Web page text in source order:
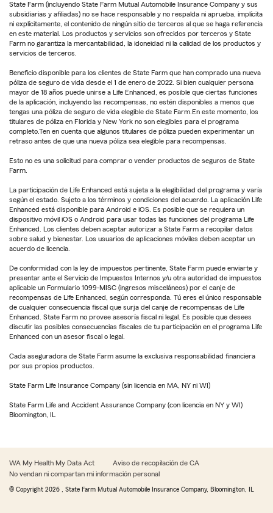
State Farm (incluyendo State Farm Mutual Automobile Insurance Company y sus
subsidiarias y afiliadas) no se hace responsable y no respalda ni aprueba, implícita
ni explícitamente, el contenido de ningún sitio de terceros al que se haga referencia
en este material. Los productos y servicios son ofrecidos por terceros y State
Farm no garantiza la mercantabilidad, la idoneidad ni la calidad de los productos y
servicios de terceros.
Beneficio disponible para los clientes de State Farm que han comprado una nueva
póliza de seguro de vida desde el 1 de enero de 2022. Si bien cualquier persona
mayor de 18 años puede unirse a Life Enhanced, es posible que ciertas funciones
de la aplicación, incluyendo las recompensas, no estén disponibles a menos que
tengas una póliza de seguro de vida elegible de State Farm.En este momento, los
titulares de póliza en Florida y New York no son elegibles para el programa
completo.Ten en cuenta que algunos titulares de póliza pueden experimentar un
retraso antes de que una nueva póliza sea elegible para recompensas.
Esto no es una solicitud para comprar o vender productos de seguros de State
Farm.
La participación de Life Enhanced está sujeta a la elegibilidad del programa y varía
según el estado. Sujeto a los términos y condiciones del acuerdo. La aplicación Life
Enhanced está disponible para Android e iOS. Es posible que se requiera un
dispositivo móvil iOS o Android para usar todas las funciones del programa Life
Enhanced. Los clientes deben aceptar autorizar a State Farm a recopilar datos
sobre salud y bienestar. Los usuarios de aplicaciones móviles deben aceptar un
acuerdo de licencia.
De conformidad con la ley de impuestos pertinente, State Farm puede enviarte y
presentar ante el Servicio de Impuestos Internos y/u otra autoridad de impuestos
aplicable un Formulario 1099-MISC (ingresos misceláneos) por el canje de
recompensas de Life Enhanced, según corresponda. Tú eres el único responsable
de cualquier consecuencia fiscal que surja del canje de recompensas de Life
Enhanced. State Farm no provee asesoría fiscal ni legal. Es posible que desees
discutir las posibles consecuencias fiscales de tu participación en el programa Life
Enhanced con un asesor fiscal o legal.
Cada aseguradora de State Farm asume la exclusiva responsabilidad financiera
por sus propios productos.
State Farm Life Insurance Company (sin licencia en MA, NY ni WI)
State Farm Life and Accident Assurance Company (con licencia en NY y WI)
Bloomington, IL
WA My Health My Data Act
Aviso de recopilación de CA
No vendan ni compartan mi información personal
© Copyright 2026 , State Farm Mutual Automobile Insurance Company, Bloomington, IL